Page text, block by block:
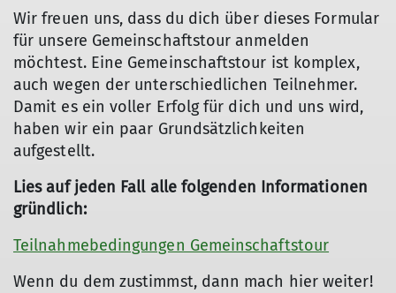
Wir freuen uns, dass du dich über dieses Formular
für unsere Gemeinschaftstour anmelden
möchtest. Eine Gemeinschaftstour ist komplex,
auch wegen der unterschiedlichen Teilnehmer.
Damit es ein voller Erfolg für dich und uns wird,
haben wir ein paar Grundsätzlichkeiten
aufgestellt.
Lies auf jeden Fall alle folgenden Informationen
gründlich:
Teilnahmebedingungen Gemeinschaftstour
Wenn du dem zustimmst, dann mach hier weiter!